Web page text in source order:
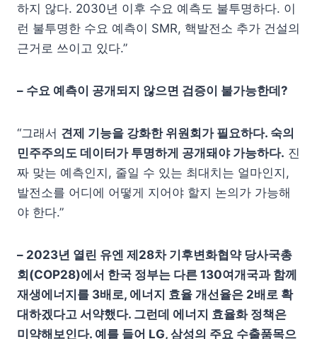
하지 않다. 2030년 이후 수요 예측도 불투명하다. 이
런 불투명한 수요 예측이 SMR, 핵발전소 추가 건설의
근거로 쓰이고 있다.”
– 수요 예측이 공개되지 않으면 검증이 불가능한데?
“그래서 견제 기능을 강화한 위원회가 필요하다. 숙의
민주주의도 데이터가 투명하게 공개돼야 가능하다. 진
짜 맞는 예측인지, 줄일 수 있는 최대치는 얼마인지,
발전소를 어디에 어떻게 지어야 할지 논의가 가능해
야 한다.”
– 2023년 열린 유엔 제28차 기후변화협약 당사국총
회(COP28)에서 한국 정부는 다른 130여개국과 함께
재생에너지를 3배로, 에너지 효율 개선율은 2배로 확
대하겠다고 서약했다. 그런데 에너지 효율화 정책은
미약해보인다. 예를 들어 LG, 삼성의 주요 수출품목으